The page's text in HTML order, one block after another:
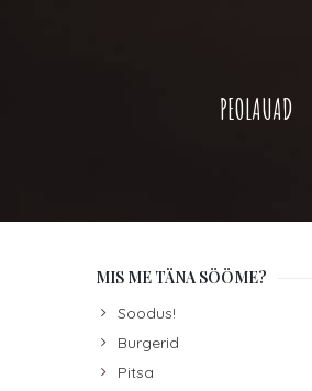
PEOLAUAD
MIS ME TÄNA SÖÖME?
Soodus!
Burgerid
Pitsa